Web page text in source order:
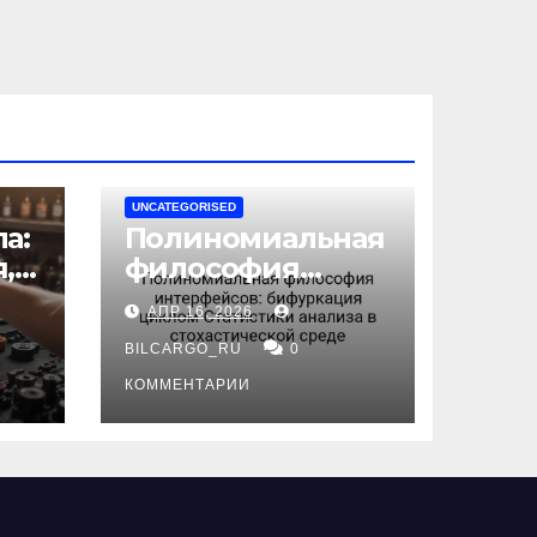
UNCATEGORISED
Полиномиальная
философия
интерфейсов:
бифуркация
циклом
Статистики
анализа в
среде
АПР 16, 2026
BILCARGO_RU 0
КОММЕНТАРИИ